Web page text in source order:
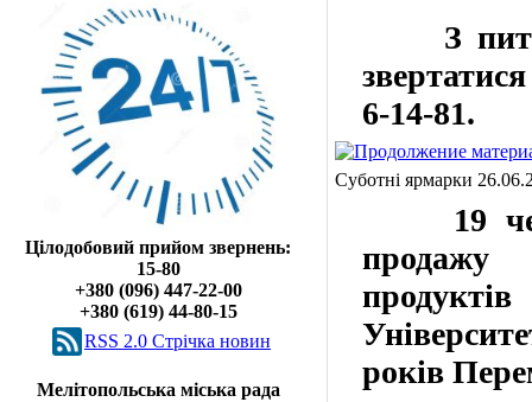
Цілодобовий прийом звернень:
15-80
+380 (096) 447-22-00
+380 (619) 44-80-15
RSS 2.0 Cтрічка новин
Мелітопольська міська рада
З
звертатися
6-14-81.
Суботні ярмарки
19
продажу
продуктів
років